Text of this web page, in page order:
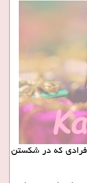
كه در شكستن